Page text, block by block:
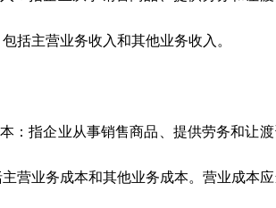
括主营业务收入和其他业务收入。
指企业从事销售商品、提供劳务和让渡
营业务成本和其他业务成本。营业成本